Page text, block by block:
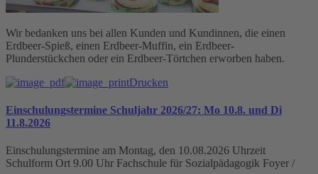
Wir bedanken uns bei allen Kunden und Kundinnen, die einen
Erdbeer-Spieß, einen Erdbeer-Muffin, ein Erdbeer-
Plunderstückchen oder ein Erdbeer-Törtchen erworben haben.
Drucken
Einschulungstermine Schuljahr 2026/27: Mo 10.8. und Di
11.8.2026
Einschulungstermine am Montag, den 10.08.2026 Uhrzeit
Schulform Ort 9.00 Uhr Fachschule für Sozialpädagogik Foyer /